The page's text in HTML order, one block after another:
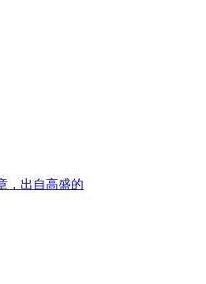
，出自高盛的